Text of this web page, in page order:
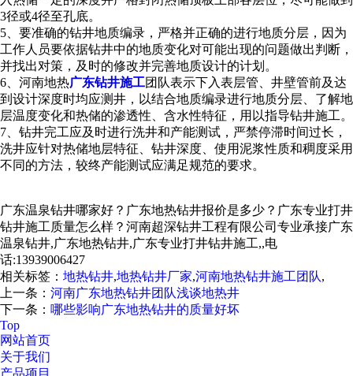
3径或4径至孔底。
5、要准确的钻井地质编录，严格并正确的进行地质分层，因为
工作人员要依据钻井中的地质变化对可能出现的问题做出判断，
并找出对策，及时的修改并完善地质设计的计划。
6、河南地热广东钻井施工团队表示下入表层管、井壁管前及达
到设计深度时均应测井，以结合地质编录进行地质分层、了解地
层温度变化和热储的渗透性、含水性特征，用以指导钻井施工。
7、钻井完工应及时进行洗井和产能测试，严禁停滞时间过长，
洗井应针对热储地层特征、钻井深度、使用泥浆性质和稠度采用
不同的方法，较终产能测试应满足规范的要求。
广东温泉钻井哪家好？广东地热钻井报价是多少？广东专业打井
钻井施工质量怎么样？河南超深钻井工程有限公司专业承接广东
温泉钻井,广东地热钻井,广东专业打井钻井施工,,电
话:13939006427
相关标签： 地热钻井,地热钻井厂家,河南地热钻井施工团队,
上一条： 河南广东地热钻井团队浅谈地热井
下一条： 哪些影响广东地热钻井的质量好坏
Top
网站首页
关于我们
产品项目